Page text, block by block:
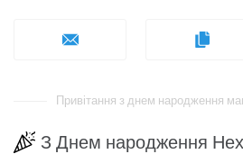
Привітання з днем ​​народження
З Днем народження